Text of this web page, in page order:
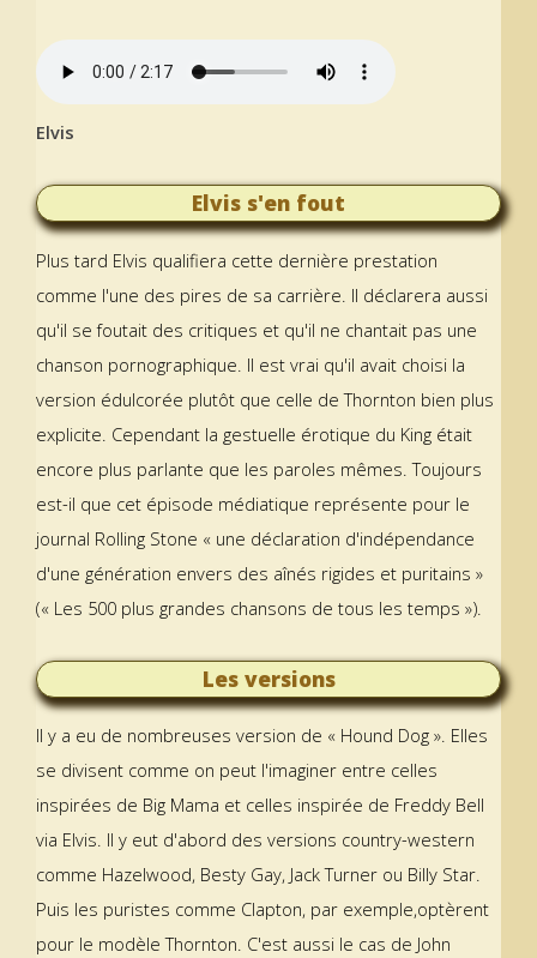
Elvis
Elvis s'en fout
Plus tard Elvis qualifiera cette dernière prestation
comme l'une des pires de sa carrière. Il déclarera aussi
qu'il se foutait des critiques et qu'il ne chantait pas une
chanson pornographique. Il est vrai qu'il avait choisi la
version édulcorée plutôt que celle de Thornton bien plus
explicite. Cependant la gestuelle érotique du King était
encore plus parlante que les paroles mêmes. Toujours
est-il que cet épisode médiatique représente pour le
journal Rolling Stone « une déclaration d'indépendance
d'une génération envers des aînés rigides et puritains »
(« Les 500 plus grandes chansons de tous les temps »).
Les versions
Il y a eu de nombreuses version de « Hound Dog ». Elles
se divisent comme on peut l'imaginer entre celles
inspirées de Big Mama et celles inspirée de Freddy Bell
via Elvis. Il y eut d'abord des versions country-western
comme Hazelwood, Besty Gay, Jack Turner ou Billy Star.
Puis les puristes comme Clapton, par exemple,optèrent
pour le modèle Thornton. C'est aussi le cas de John